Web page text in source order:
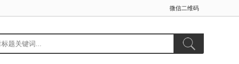
微信二维码